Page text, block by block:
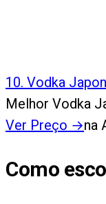
10. Vodka
Melhor Vodka
Ver Preço →na
Como